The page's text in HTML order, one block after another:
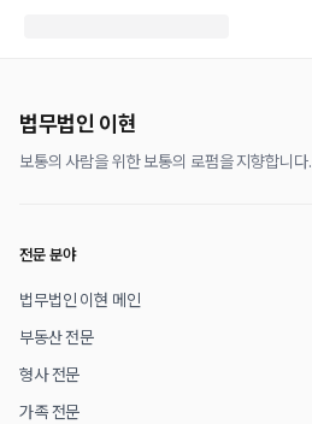
법무법인 이현
보통의 사람을 위한 보통의 로펌을 지향합니다.
전문 분야
법무법인 이현 메인
부동산 전문
형사 전문
가족 전문